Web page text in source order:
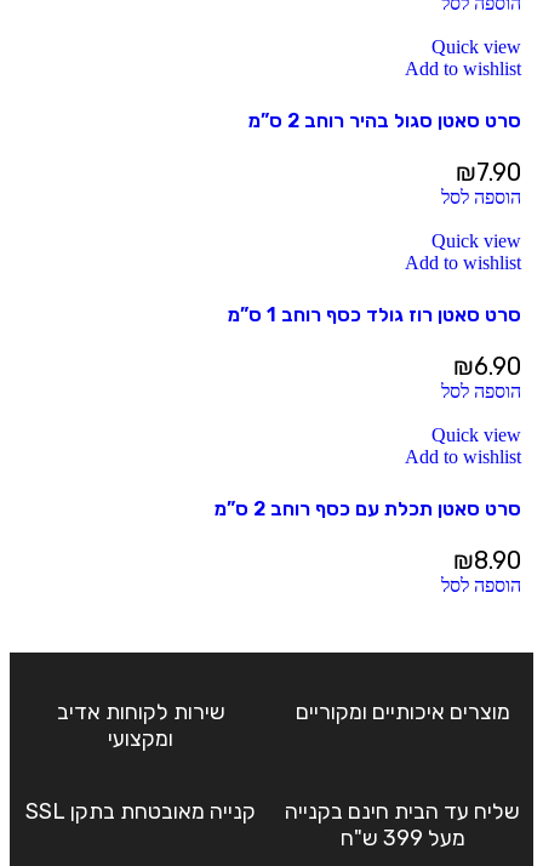
Quick view
Add to wishlist
סרט סאטן סגול בהיר רוחב 2 ס”מ
₪7.90
הוספה לסל
Quick view
Add to wishlist
סרט סאטן רוז גולד כסף רוחב 1 ס”מ
₪6.90
הוספה לסל
Quick view
Add to wishlist
סרט סאטן תכלת עם כסף רוחב 2 ס”מ
₪8.90
הוספה לסל
מוצרים איכותיים ומקוריים
שירות לקוחות אדיב
ומקצועי
שליח עד הבית חינם בקנייה
מעל 399 ש"ח
קנייה מאובטחת בתקן SSL